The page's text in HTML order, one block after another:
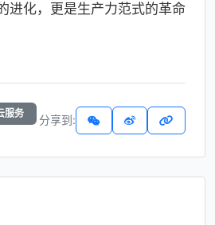
进化，更是生产力范式的革命
服务 分享到: